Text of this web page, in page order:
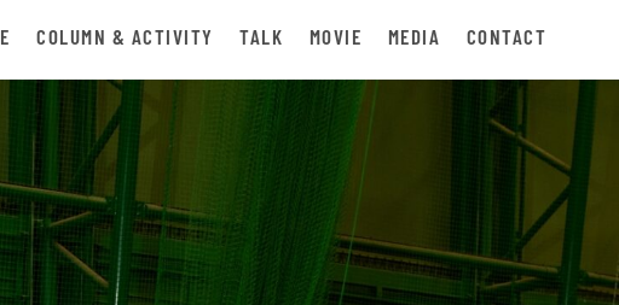
COLUMN & ACTIVITY TALK MOVIE MEDIA CONTACT